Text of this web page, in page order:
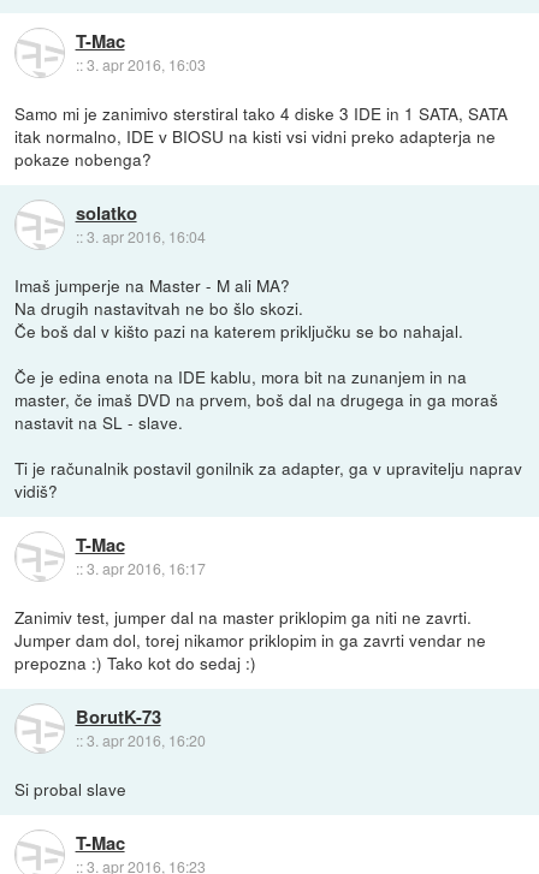
T-Mac
::3. apr 2016, 16:03
Samo mi je zanimivo sterstiral tako 4 diske 3 IDE in 1 SATA, SATA
itak normalno, IDE v BIOSU na kisti vsi vidni preko adapterja ne
pokaze nobenga?
solatko
::3. apr 2016, 16:04
Imaš jumperje na Master - M ali MA?
Na drugih nastavitvah ne bo šlo skozi.
Če boš dal v kišto pazi na katerem priključku se bo nahajal.
Če je edina enota na IDE kablu, mora bit na zunanjem in na
master, če imaš DVD na prvem, boš dal na drugega in ga moraš
nastavit na SL - slave.
Ti je računalnik postavil gonilnik za adapter, ga v upravitelju naprav
vidiš?
T-Mac
::3. apr 2016, 16:17
Zanimiv test, jumper dal na master priklopim ga niti ne zavrti.
Jumper dam dol, torej nikamor priklopim in ga zavrti vendar ne
prepozna :) Tako kot do sedaj :)
BorutK-73
::3. apr 2016, 16:20
Si probal slave
T-Mac
::3. apr 2016, 16:23